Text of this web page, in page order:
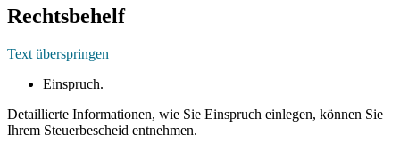
Rechtsbehelf
Text überspringen
Einspruch.
Detaillierte Informationen, wie Sie Einspruch einlegen, können Sie
Ihrem Steuerbescheid entnehmen.